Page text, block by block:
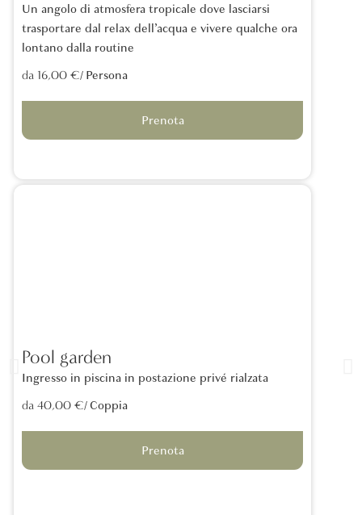
Un angolo di atmosfera tropicale dove lasciarsi
trasportare dal relax dell’acqua e vivere qualche ora
lontano dalla routine
da 16,00 €/ Persona
Prenota
Pool garden
Ingresso in piscina in postazione privé rialzata
da 40,00 €/ Coppia
Prenota